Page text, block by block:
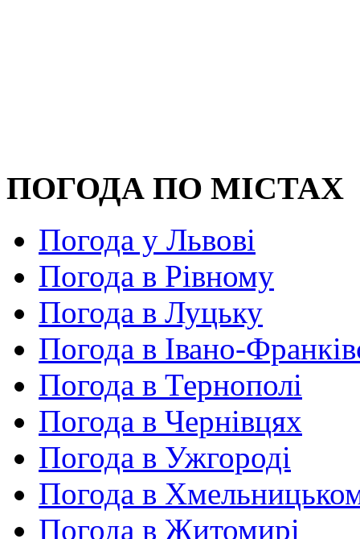
ПОГОДА ПО МІСТАХ
Погода у Львові
Погода в Рівному
Погода в Луцьку
Погода в Івано-
Погода в Тернополі
Погода в Чернівцях
Погода в Ужгороді
Погода в
Погода в Житомирі